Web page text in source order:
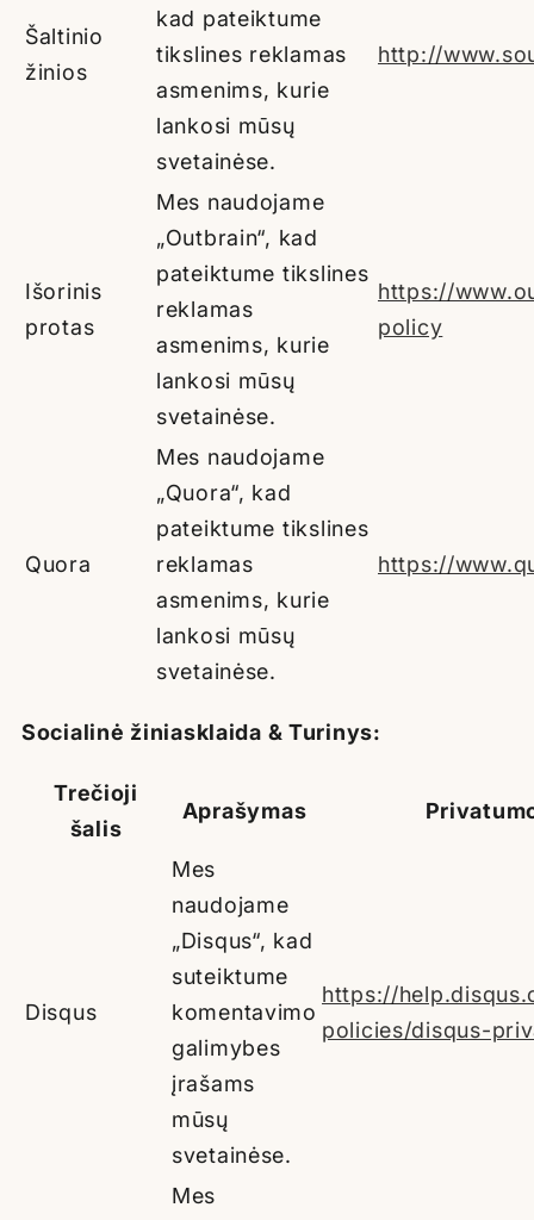
Šaltinio
žinios
kad pateiktume
tikslines reklamas
asmenims, kurie
lankosi mūsų
svetainėse.
http://
Išorinis
protas
Mes naudojame
„Outbrain“, kad
pateiktume tikslines
reklamas
asmenims, kurie
lankosi mūsų
svetainėse.
https://
policy
Quora
Mes naudojame
„Quora“, kad
pateiktume tikslines
reklamas
asmenims, kurie
lankosi mūsų
svetainėse.
https://
Socialinė žiniasklaida & Turinys:
Trečioji
šalis
Aprašymas
Disqus
Mes
naudojame
„Disqus“, kad
suteiktume
komentavimo
galimybes
įrašams
mūsų
svetainėse.
https://
policies/disqus-
Mes